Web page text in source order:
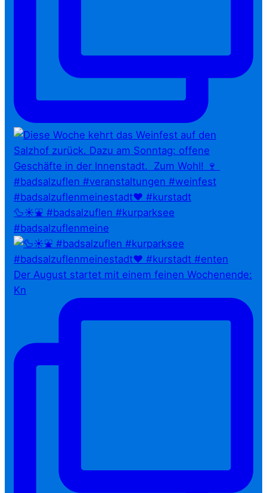
🦆☀️⛲ #badsalzuflen #kurparksee
#badsalzuflenmeine
Der August startet mit einem feinen Wochenende:
Kn